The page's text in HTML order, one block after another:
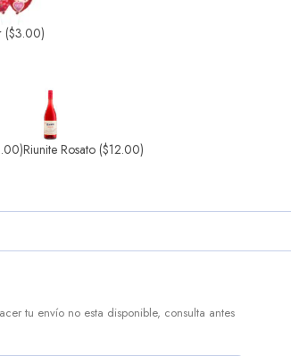
($3.00)
Riunite Rosato ($12.00)
tu envío no esta disponible, consulta antes